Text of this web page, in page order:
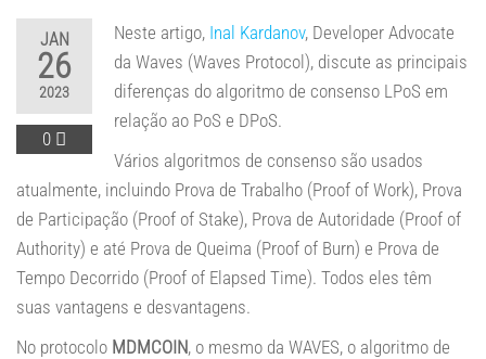
JAN
26
2023
0
Neste artigo, Inal Kardanov, Developer Advocate
da Waves (Waves Protocol), discute as principais
diferenças do algoritmo de consenso LPoS em
relação ao PoS e DPoS.
Vários algoritmos de consenso são usados
atualmente, incluindo Prova de Trabalho (Proof of Work), Prova
de Participação (Proof of Stake), Prova de Autoridade (Proof of
Authority) e até Prova de Queima (Proof of Burn) e Prova de
Tempo Decorrido (Proof of Elapsed Time). Todos eles têm
suas vantagens e desvantagens.
No protocolo MDMCOIN, o mesmo da WAVES, o algoritmo de